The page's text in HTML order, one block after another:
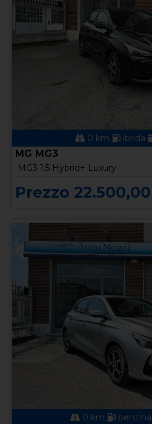
0 km ibrida
MG MG3
MG3 1.5 Hybrid+ Luxury
Prezzo
0 km benzina